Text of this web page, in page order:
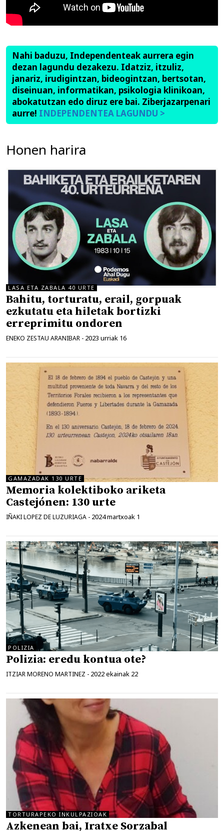
Nahi baduzu, Independenteak aurrera egin
dezan lagundu dezakezu. Idatziz, itzuliz,
janariz, irudigintzan, bideogintzan, bertsotan,
diseinuan, informatikan, psikologia klinikoan,
abokatutzan edo diruz ere bai. Ziberjazarpenari
aurre! INDEPENDENTEA LAGUNDU >
Honen harira
LASA ETA ZABALA 40 URTE
Bahitu, torturatu, erail, gorpuak
ezkutatu eta hiletak bortizki
erreprimitu ondoren
ENEKO ZESTAU ARANIBAR - 2023 urriak 16
GAMAZADAK 130 URTE
Memoria kolektiboko ariketa
Castejónen: 130 urte
IÑAKI LOPEZ DE LUZURIAGA - 2024 martxoak 1
POLIZIA
Polizia: eredu kontua ote?
ITZIAR MORENO MARTINEZ - 2022 ekainak 22
TORTURAPEKO INKULPAZIOAK
Azkenean bai, Iratxe Sorzabal